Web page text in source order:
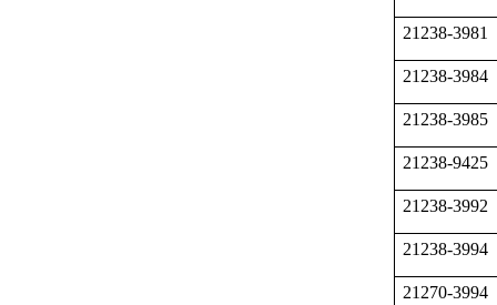
21238-3981
21238-3984
21238-3985
21238-9425
21238-3992
21238-3994
21270-3994